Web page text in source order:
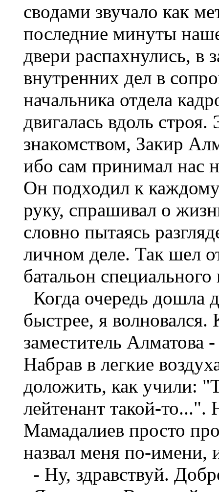
сводами звучало как
последние минуты
двери распахнулись,
внутренних дел в
начальника отдела
двигалась вдоль
знакомством, Закир
ибо сам принимал нас
Он подходил к каждому
руку, спрашивал о
словно пытаясь
личном деле. Так шел
батальон специального
Когда очередь дошла
быстрее, я
заместитель
Набрав в легкие
доложить, как учили:
лейтенант такой-
Мамадалиев просто
назвал меня по-имени,
- Ну, здравствуй.